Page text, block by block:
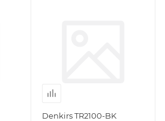
Denkirs TR2100-BK